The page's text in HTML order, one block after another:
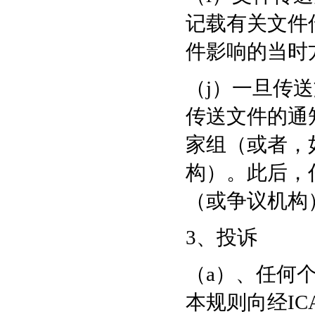
记载有关文件
件影响的当时
（j）一旦传
传送文件的通
家组（或者
构）。此后，
（或争议机
3、投诉
（a）、任何
本规则向经